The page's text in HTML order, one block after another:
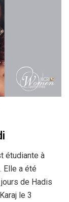
étudiante à
Elle a été
de Hadis
le 3